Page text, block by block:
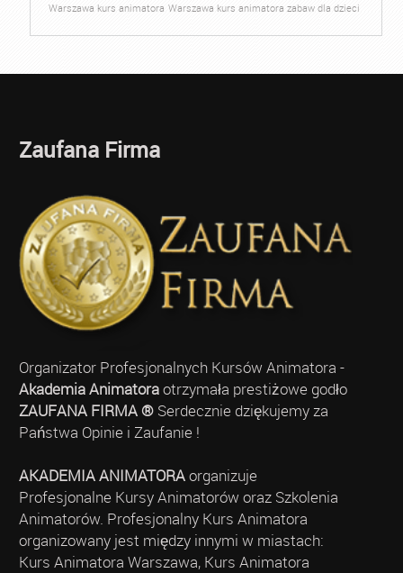
Warszawa kurs animatora Warszawa kurs animatora zabaw dla dzieci
Zaufana Firma
Organizator Profesjonalnych Kursów Animatora -
Akademia Animatoraotrzymała prestiżowe godło
ZAUFANA FIRMA ®Serdecznie dziękujemy za
Państwa Opinie i Zaufanie !
AKADEMIA ANIMATORAorganizuje
Profesjonalne Kursy Animatorów oraz Szkolenia
Animatorów. Profesjonalny Kurs Animatora
organizowany jest między innymi w miastach:
Kurs Animatora Warszawa, Kurs Animatora